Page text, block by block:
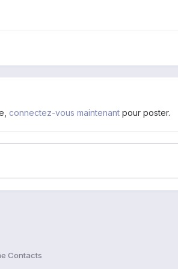
connectez-vous maintenant pour poster.
Contacts